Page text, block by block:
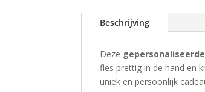
Beschrijving
Deze
fles prettig in de hand en
uniek en persoonlijk